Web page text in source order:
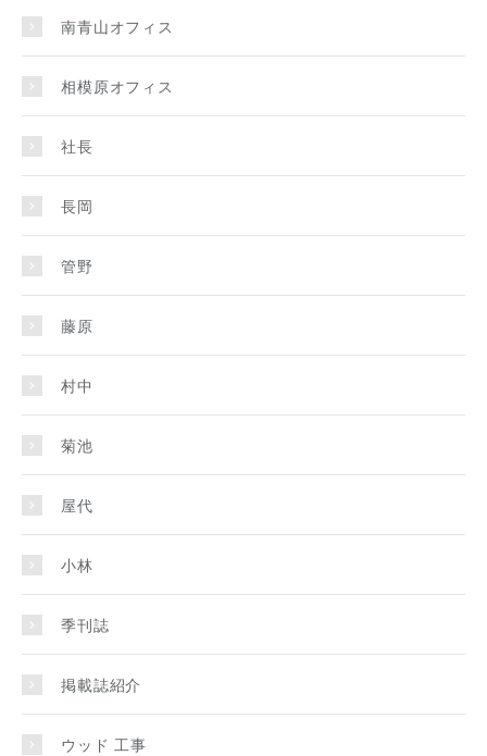
南青山オフィス
相模原オフィス
社長
長岡
管野
藤原
村中
菊池
屋代
小林
季刊誌
掲載誌紹介
ウッド 工事